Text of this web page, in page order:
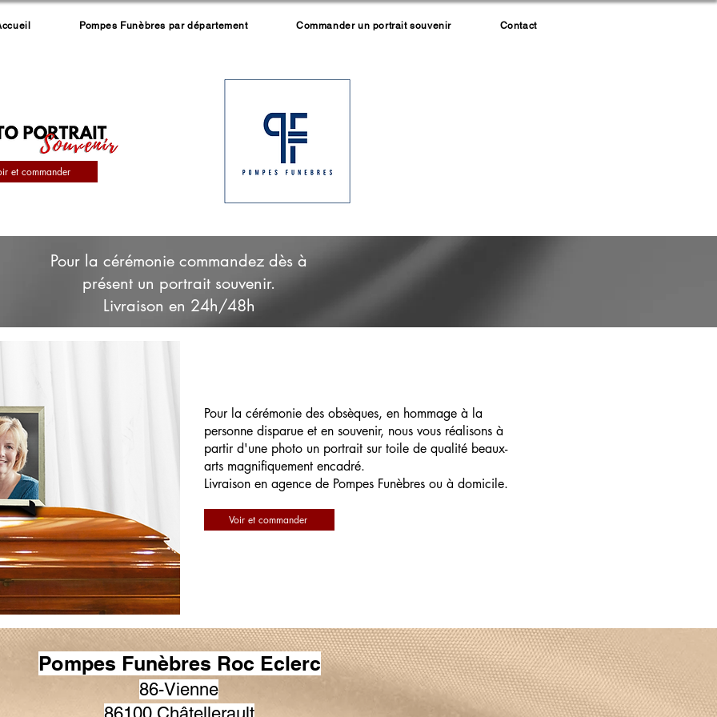
Pompes Funèbres par département Commander un portrait souvenir Contact
et commander
Pour la cérémonie commandez dès à
présent un portrait souvenir.
Livraison en 24h/48h
Pour la cérémonie des obsèques, en hommage à la
personne disparue et en souvenir, nous vous réalisons à
partir d'une photo un portrait sur toile de qualité beaux-
arts magnifiquement encadré.
Livraison en agence de Pompes Funèbres ou à domicile.
Voir et commander
Pompes Funèbres Roc Eclerc
86-Vienne